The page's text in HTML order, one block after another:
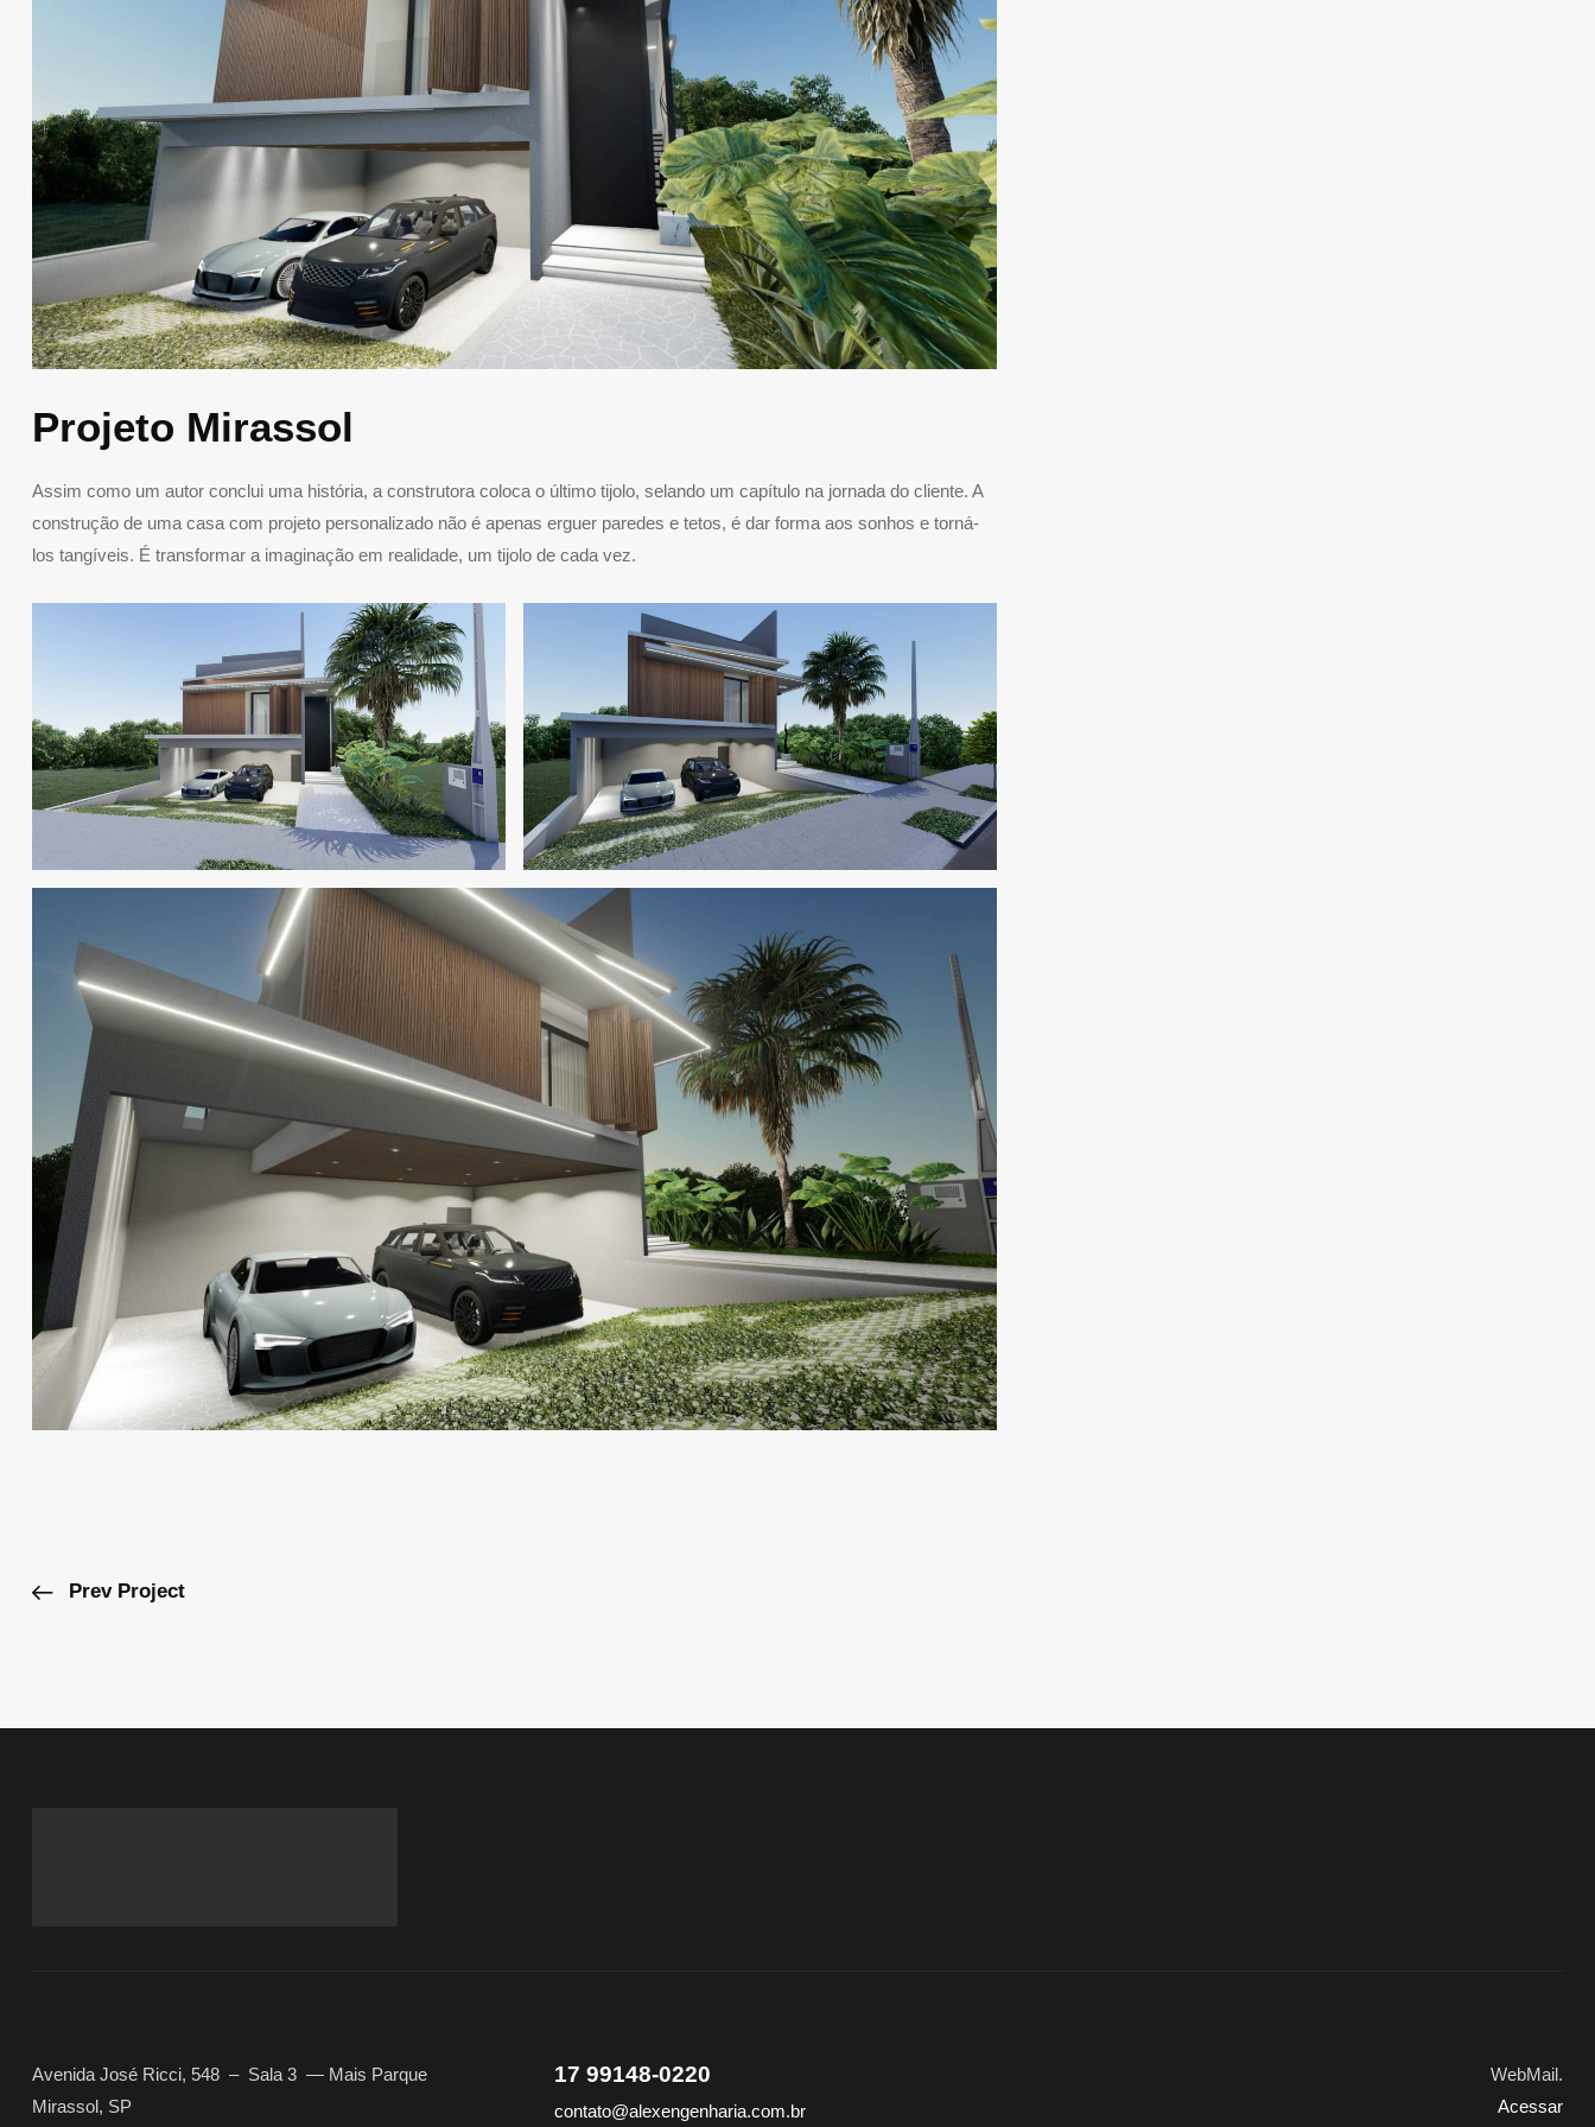
Projeto Mirassol
Assim como um autor conclui uma história, a construtora coloca o último tijolo, selando um capítulo na jornada do cliente. A
construção de uma casa com projeto personalizado não é apenas erguer paredes e tetos, é dar forma aos sonhos e torná-
los tangíveis. É transformar a imaginação em realidade, um tijolo de cada vez.
Prev Project
Avenida José Ricci, 548 – Sala 3 — Mais Parque
Mirassol, SP
17 99148-0220
contato@alexengenharia.com.br
WebMail.
Acessar